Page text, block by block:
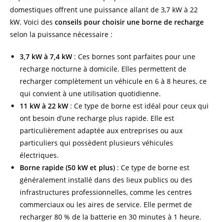
domestiques offrent une puissance allant de 3,7 kW à 22
kW. Voici des conseils pour choisir une borne de recharge
selon la puissance nécessaire :
3,7 kW à 7,4 kW : Ces bornes sont parfaites pour une
recharge nocturne à domicile. Elles permettent de
recharger complètement un véhicule en 6 à 8 heures, ce
qui convient à une utilisation quotidienne.
11 kW à 22 kW : Ce type de borne est idéal pour ceux qui
ont besoin d’une recharge plus rapide. Elle est
particulièrement adaptée aux entreprises ou aux
particuliers qui possèdent plusieurs véhicules
électriques.
Borne rapide (50 kW et plus) : Ce type de borne est
généralement installé dans des lieux publics ou des
infrastructures professionnelles, comme les centres
commerciaux ou les aires de service. Elle permet de
recharger 80 % de la batterie en 30 minutes à 1 heure.